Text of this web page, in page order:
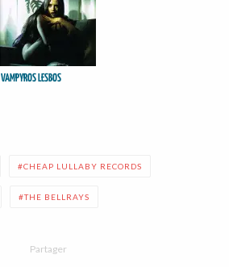
VAMPYROS LESBOS
CHEAP LULLABY RECORDS
THE BELLRAYS
Partager